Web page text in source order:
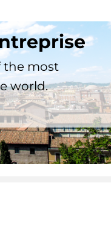
the most
world.